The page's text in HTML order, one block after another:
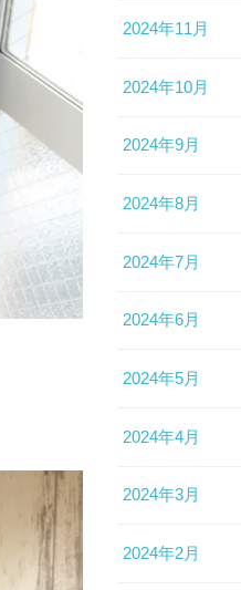
2024年11月
2024年10月
2024年9月
2024年8月
2024年7月
2024年6月
2024年5月
2024年4月
2024年3月
2024年2月